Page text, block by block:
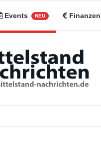
Events NEU Finanzen